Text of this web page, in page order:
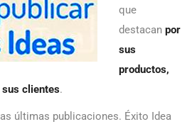
que
destacan por
sus
productos,
clientes.
últimas publicaciones. Éxito Idea